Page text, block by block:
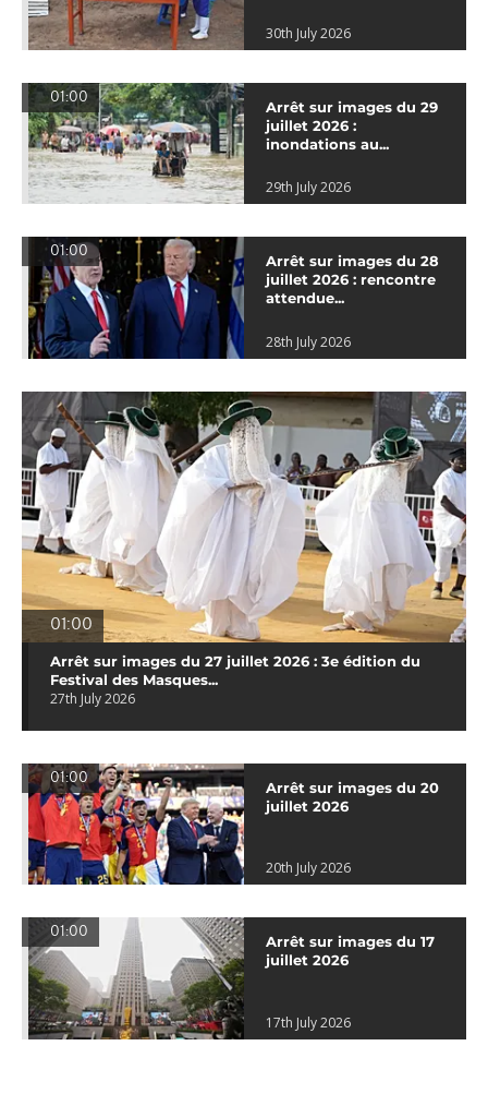
30th July 2026
01:00
Arrêt sur images du 29
juillet 2026 :
inondations au...
29th July 2026
01:00
Arrêt sur images du 28
juillet 2026 : rencontre
attendue...
28th July 2026
01:00
Arrêt sur images du 27 juillet 2026 : 3e édition du
Festival des Masques...
27th July 2026
01:00
Arrêt sur images du 20
juillet 2026
20th July 2026
01:00
Arrêt sur images du 17
juillet 2026
17th July 2026